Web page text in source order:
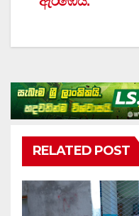
RELATED POST